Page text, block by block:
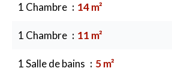
1 Chambre 14 m²
1 Chambre 11 m²
1 Salle de bains 5 m²